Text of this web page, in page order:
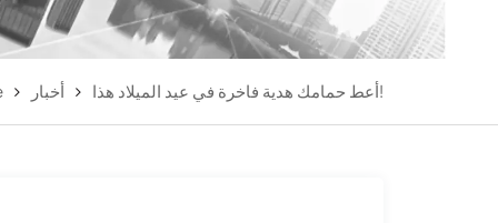
أخبار أعط حمامك هدية فاخرة في عيد الميلاد هذا!